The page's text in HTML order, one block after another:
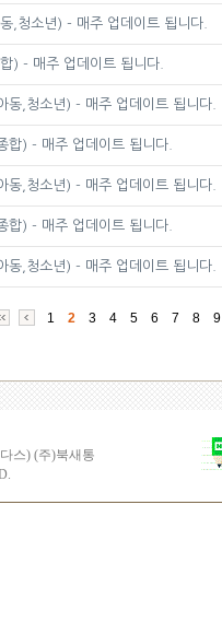
,청소년) - 매주 업데이트 됩니다.
) - 매주 업데이트 됩니다.
동,청소년) - 매주 업데이트 됩니다.
합) - 매주 업데이트 됩니다.
동,청소년) - 매주 업데이트 됩니다.
합) - 매주 업데이트 됩니다.
동,청소년) - 매주 업데이트 됩니다.
1 2 3 4 5 6 7 8 9
스) (주)북새통